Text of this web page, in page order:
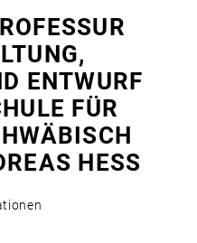
ENTWURF
FÜR
HESS